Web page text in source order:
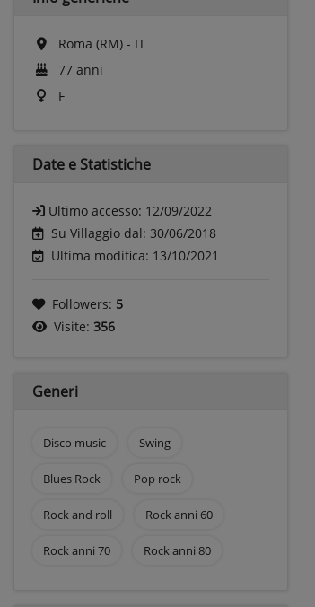
Roma (RM) - IT
77 anni
F
Date e Statistiche
Ultimo accesso: 12/09/2022
Su Villaggio dal: 30/06/2018
Ultima modifica: 13/10/2021
Followers: 5
Visite: 356
Generi
Disco music Swing
Blues Rock Pop rock
Rock and roll Rock anni 60
Rock anni 70 Rock anni 80